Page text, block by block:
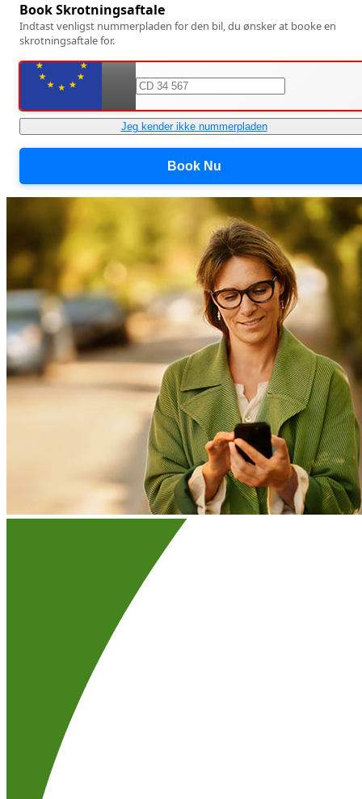
Book Skrotningsaftale
Indtast venligst nummerpladen for den bil, du ønsker at booke en
skrotningsaftale for.
Jeg kender ikke nummerpladen
Book Nu